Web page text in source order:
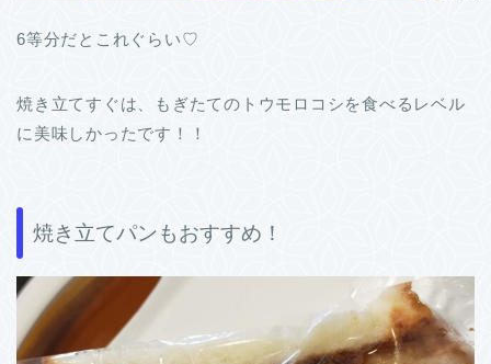
6等分だとこれぐらい♡
焼き立てすぐは、もぎたてのトウモロコシを食べるレベル
に美味しかったです！！
焼き立てパンもおすすめ！